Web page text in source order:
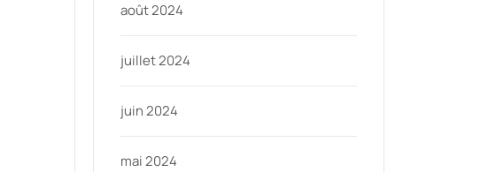
août 2024
juillet 2024
juin 2024
mai 2024